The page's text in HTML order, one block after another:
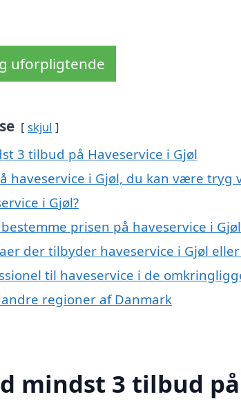
uforpligtende
skjul
3 tilbud på Haveservice i Gjøl
haveservice i Gjøl, du kan være tryg
i Gjøl?
prisen på haveservice i
der tilbyder haveservice i Gjøl
til haveservice i de
regioner af Danmark
mindst 3 tilbud